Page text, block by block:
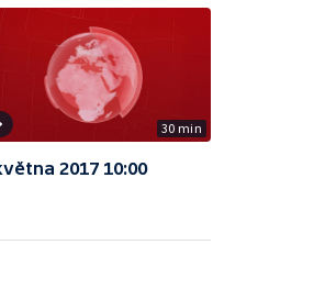
30 min
2017 10:00